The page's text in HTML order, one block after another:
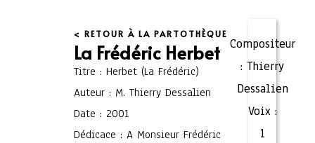
< RETOUR À LA PARTOTHÈQUE
La Frédéric Herbet
Titre : Herbet (La Frédéric)
Auteur : M. Thierry Dessalien
Date : 2001
Dédicace : A Monsieur Frédéric
Compositeur
: Thierry
Dessalien
Voix :
1